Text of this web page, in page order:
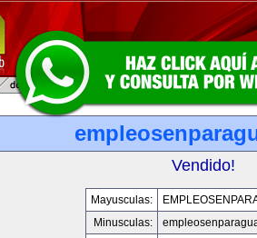
Vendido!
Mayusculas:
Minusculas: